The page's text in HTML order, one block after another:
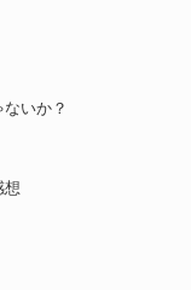
いか？
想